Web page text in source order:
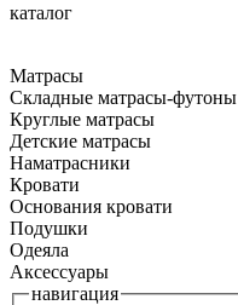
каталог
Матрасы
Складные матрасы-футоны
Круглые матрасы
Детские матрасы
Наматрасники
Кровати
Основания кровати
Подушки
Одеяла
Аксессуары
навигация